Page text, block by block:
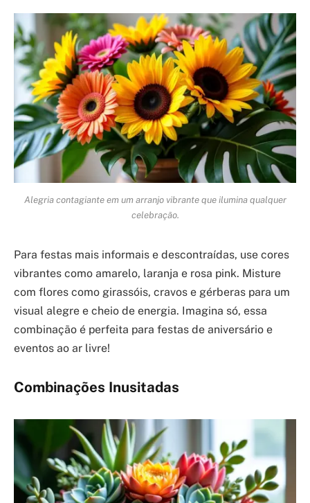
Alegria contagiante em um arranjo vibrante que ilumina qualquer
celebração.
Para festas mais informais e descontraídas, use cores
vibrantes como amarelo, laranja e rosa pink. Misture
com flores como girassóis, cravos e gérberas para um
visual alegre e cheio de energia. Imagina só, essa
combinação é perfeita para festas de aniversário e
eventos ao ar livre!
Combinações Inusitadas